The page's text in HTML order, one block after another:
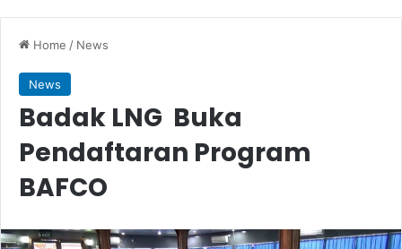
Home / News
News
Badak LNG Buka
Pendaftaran Program
BAFCO